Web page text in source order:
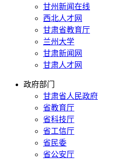
甘州新闻在线
西北人才网
甘肃省教育厅
兰州大学
甘肃新闻网
甘肃人才网
政府部门
甘肃省人民政府
省教育厅
省科技厅
省工信厅
省民委
省公安厅